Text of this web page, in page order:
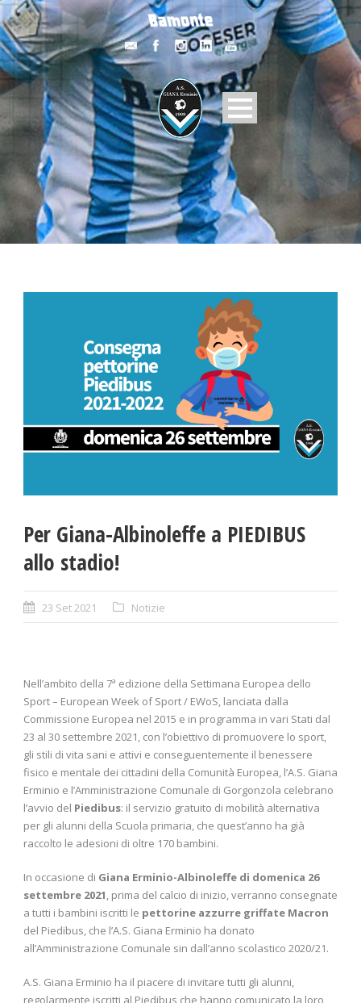
Per Giana-Albinoleffe a PIEDIBUS
allo stadio!
23 Set 2021 Notizie
Nell’ambito della 7ª edizione della Settimana Europea dello
Sport – European Week of Sport / EWoS, lanciata dalla
Commissione Europea nel 2015 e in programma in vari Stati dal
23 al 30 settembre 2021, con l’obiettivo di promuovere lo sport,
gli stili di vita sani e attivi e conseguentemente il benessere
fisico e mentale dei cittadini della Comunità Europea, l’A.S. Giana
Erminio e l’Amministrazione Comunale di Gorgonzola celebrano
l’avvio del Piedibus: il servizio gratuito di mobilità alternativa
per gli alunni della Scuola primaria, che quest’anno ha già
raccolto le adesioni di oltre 170 bambini.
In occasione di Giana Erminio-Albinoleffe di domenica 26
settembre 2021, prima del calcio di inizio, verranno consegnate
a tutti i bambini iscritti le pettorine azzurre griffate Macron
del Piedibus, che l’A.S. Giana Erminio ha donato
all’Amministrazione Comunale sin dall’anno scolastico 2020/21.
A.S. Giana Erminio ha il piacere di invitare tutti gli alunni,
regolarmente iscritti al Piedibus che hanno comunicato la loro